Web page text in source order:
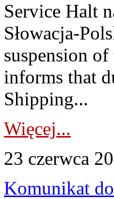
Service Halt
Słowacja-
suspension
informs that
Shipping...
Więcej...
23 czerwca
Komunikat